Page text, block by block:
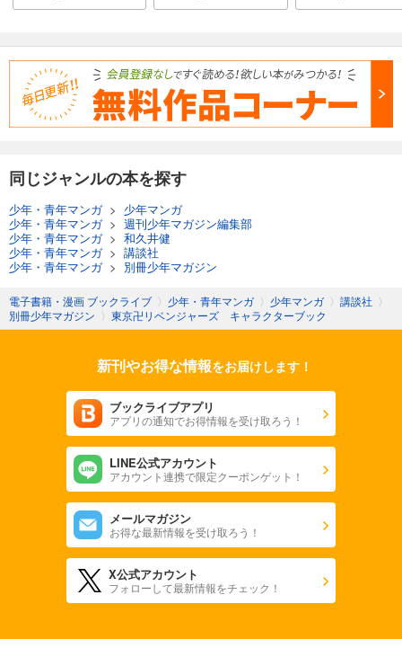
同じジャンルの本を探す
少年・青年マンガ> 少年マンガ
少年・青年マンガ> 週刊少年マガジン編集部
少年・青年マンガ> 和久井健
少年・青年マンガ> 講談社
少年・青年マンガ> 別冊少年マガジン
電子書籍・漫画 ブックライブ 〉 少年・青年マンガ 〉 少年マンガ 〉 講談社 〉
別冊少年マガジン 〉 東京卍リベンジャーズ キャラクターブック
新刊やお得な情報をお届けします！
ブックライブアプリ
アプリの通知でお得情報を受け取ろう！
LINE公式アカウント
アカウント連携で限定クーポンゲット！
メールマガジン
お得な最新情報を受け取ろう！
X公式アカウント
フォローして最新情報をチェック！